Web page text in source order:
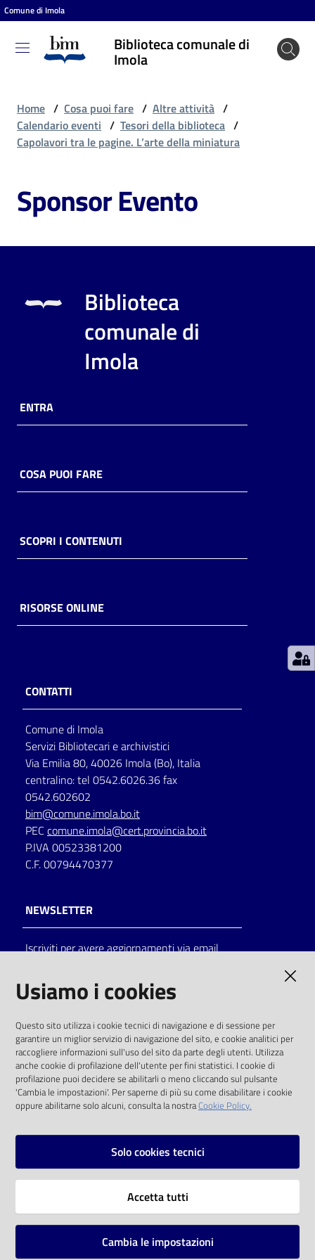
Vai al contenuto
Vai alla navigazione
Vai al footer
Comune di Imola
Biblioteca comunale di
Imola
Biblioteca
comunale
Cosa
fare
Scopri
online
Piani
Decentrate
Seguici
su
on line
Eventi
Chiedi al
bibliotecario
Avvisi
Home / Cosa puoi fare / Altre attività /
Calendario eventi / Tesori della biblioteca /
Capolavori tra le pagine. L’arte della miniatura
Sponsor Evento
Biblioteca
comunale di
Imola
ENTRA
COSA PUOI FARE
SCOPRI I CONTENUTI
RISORSE ONLINE
CONTATTI
Comune di Imola
Servizi Bibliotecari e archivistici
Via Emilia 80, 40026 Imola (Bo), Italia
centralino: tel 0542.6026.36 fax
0542.602602
bim@comune.imola.bo.it
PEC comune.imola@cert.provincia.bo.it
P.IVA 00523381200
C.F. 00794470377
NEWSLETTER
Iscriviti per avere aggiornamenti via email
solo alle condizioni previste dalla direttiva
comunitaria 2003/98/CE e dal d.lgs. 36/2006
SOCIAL
Instagram
Vai alla pagina
Usiamo i cookies
Questo sito utilizza i cookie tecnici di navigazione e di sessione per
garantire un miglior servizio di navigazione del sito, e cookie analitici per
raccogliere informazioni sull'uso del sito da parte degli utenti. Utilizza
anche cookie di profilazione dell'utente per fini statistici. I cookie di
profilazione puoi decidere se abilitarli o meno cliccando sul pulsante
'Cambia le impostazioni'. Per saperne di più su come disabilitare i cookie
oppure abilitarne solo alcuni, consulta la nostraCookie Policy.
Solo cookies tecnici
Accetta tutti
Cambia le impostazioni